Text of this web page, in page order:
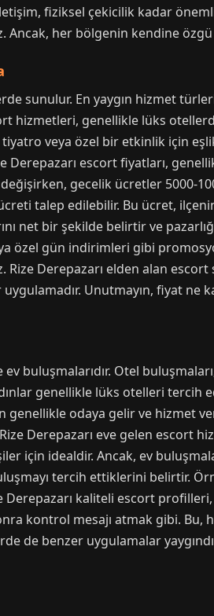
fiziksel çekicilik kadar
her bölgenin kendine
sunulur. En yaygın hizmet
hizmetleri, genellikle lüks
veya özel bir etkinlik için
Derepazarı escort fiyatları,
gecelik ücretler 5000-
talep edilebilir. Bu ücret,
net bir şekilde belirtir ve
özel gün indirimleri gibi
Derepazarı elden alan escort
Unutmayın, fiyat ne
buluşmalarıdır. Otel
genellikle lüks otelleri tercih
genellikle odaya gelir ve hizmet
Derepazarı eve gelen escort
için idealdir. Ancak, ev
tercih ettiklerini belirtir.
Derepazarı kaliteli escort
kontrol mesajı atmak gibi. Bu,
de benzer uygulamalar